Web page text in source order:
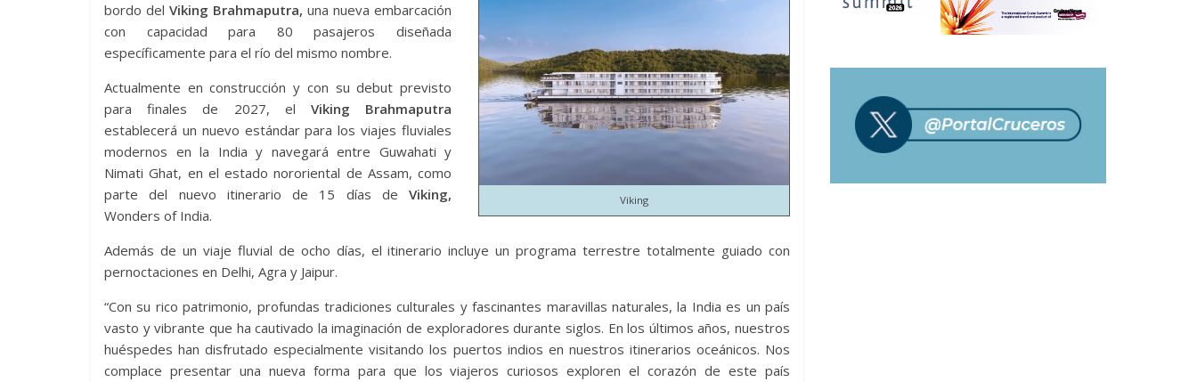
Viking
bordo del Viking Brahmaputra, una nueva embarcación
con capacidad para 80 pasajeros diseñada
específicamente para el río del mismo nombre.
Actualmente en construcción y con su debut previsto
para finales de 2027, el Viking Brahmaputra
establecerá un nuevo estándar para los viajes fluviales
modernos en la India y navegará entre Guwahati y
Nimati Ghat, en el estado nororiental de Assam, como
parte del nuevo itinerario de 15 días de Viking,
Wonders of India.
Además de un viaje fluvial de ocho días, el itinerario incluye un programa terrestre totalmente guiado con
pernoctaciones en Delhi, Agra y Jaipur.
“Con su rico patrimonio, profundas tradiciones culturales y fascinantes maravillas naturales, la India es un país
vasto y vibrante que ha cautivado la imaginación de exploradores durante siglos. En los últimos años, nuestros
huéspedes han disfrutado especialmente visitando los puertos indios en nuestros itinerarios oceánicos. Nos
complace presentar una nueva forma para que los viajeros curiosos exploren el corazón de este país